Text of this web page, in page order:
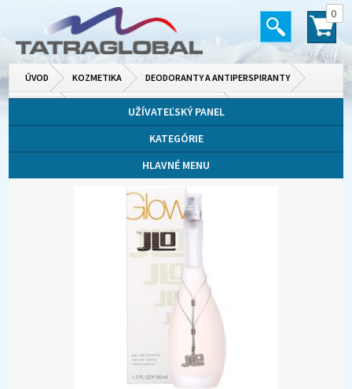
0
ÚVOD KOZMETIKA DEODORANTY A ANTIPERSPIRANTY
PARFUMOVANÉ A TOALETNÉ VODY
UŽÍVATEĽSKÝ PANEL
KATEGÓRIE
HLAVNÉ MENU